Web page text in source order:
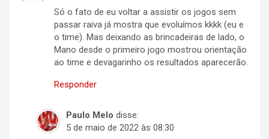
Só o fato de eu voltar a assistir os jogos sem
passar raiva já mostra que evoluímos kkkk (eu e
o time). Mas deixando as brincadeiras de lado, o
Mano desde o primeiro jogo mostrou orientação
ao time e devagarinho os resultados aparecerão.
Responder
Paulo Melo disse:
5 de maio de 2022 às 08:30